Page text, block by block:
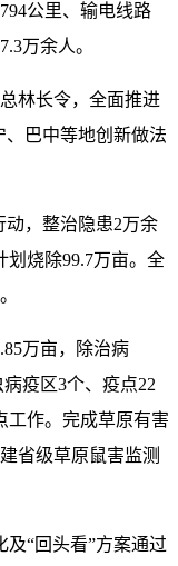
公里、输电线路
万余人。
林长令，全面推进
、巴中等地创新做法
动，整治隐患2万余
划烧除99.7万亩。全
万亩，除治病
病疫区3个、疫点22
工作。完成草原有害
省级草原鼠害监测
“回头看”方案通过